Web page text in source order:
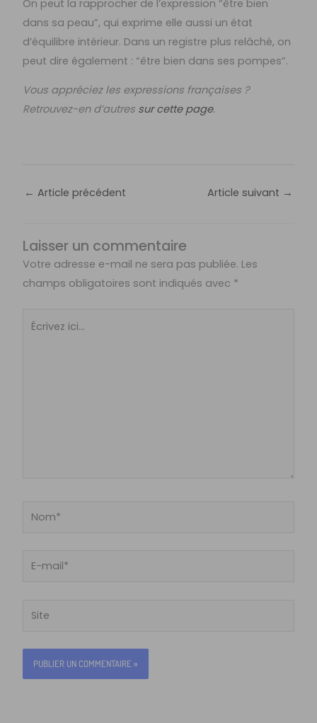
On peut la rapprocher de l’expression “être bien
dans sa peau”, qui exprime elle aussi un état
d’équilibre intérieur. Dans un registre plus relâché, on
peut dire également : “être bien dans ses pompes”.
Vous appréciez les expressions françaises ?
Retrouvez-en d’autres sur cette page.
← Article précédent Article suivant →
Laisser un commentaire
Votre adresse e-mail ne sera pas publiée. Les
champs obligatoires sont indiqués avec *
Écrivez
E-
Site